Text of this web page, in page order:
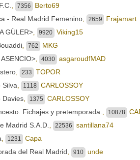
7356
Berto69
- Real Madrid Femenino
2659
Frajamart
GÜLER>
9920
Viking15
762
MKG
4030
asgaroudfMAD
233
TOPOR
Silva
1118
CARLOSSOY
Davies
1375
CARLOSSOY
Fichajes y pretemporada.
10878
Madrid S.A.D.
22536
santillana74
1231
Capa
del Real Madrid
910
unde